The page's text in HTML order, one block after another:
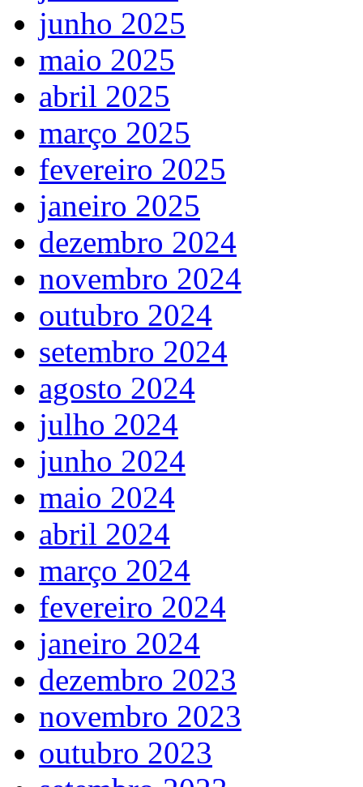
junho 2025
maio 2025
abril 2025
março 2025
fevereiro 2025
janeiro 2025
dezembro 2024
novembro 2024
outubro 2024
setembro 2024
agosto 2024
julho 2024
junho 2024
maio 2024
abril 2024
março 2024
fevereiro 2024
janeiro 2024
dezembro 2023
novembro 2023
outubro 2023